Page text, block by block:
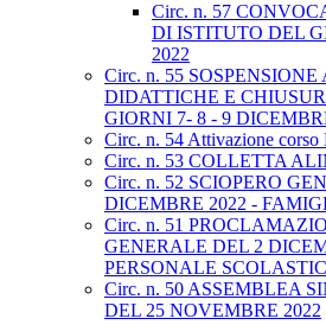
Circ. n. 57
DI ISTITUTO DEL
2022
Circ. n. 55
DIDATTICHE E
GIORNI 7- 8 - 9
Circ. n. 54 Attivazione
Circ. n. 53 COLLETTA
Circ. n. 52 SCIOPERO
DICEMBRE 2022 -
Circ. n. 51
GENERALE DEL 2
PERSONALE
Circ. n. 50 ASSEMBLEA
DEL 25 NOVEMBRE 2022